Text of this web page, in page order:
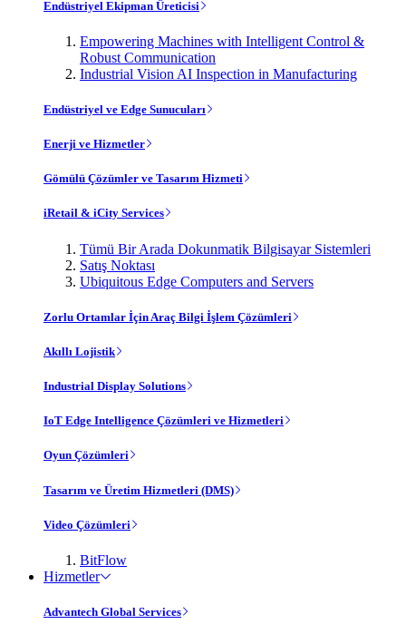
Endüstriyel Ekipman Üreticisi
Empowering Machines with Intelligent Control &
Robust Communication
Industrial Vision AI Inspection in Manufacturing
Endüstriyel ve Edge Sunucuları
Enerji ve Hizmetler
Gömülü Çözümler ve Tasarım Hizmeti
iRetail & iCity Services
Tümü Bir Arada Dokunmatik Bilgisayar Sistemleri
Satış Noktası
Ubiquitous Edge Computers and Servers
Zorlu Ortamlar İçin Araç Bilgi İşlem Çözümleri
Akıllı Lojistik
Industrial Display Solutions
IoT Edge Intelligence Çözümleri ve Hizmetleri
Oyun Çözümleri
Tasarım ve Üretim Hizmetleri (DMS)
Video Çözümleri
BitFlow
Hizmetler
Advantech Global Services